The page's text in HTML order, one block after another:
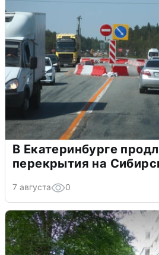
В Екатеринбурге
перекрытия на
7 августа 0